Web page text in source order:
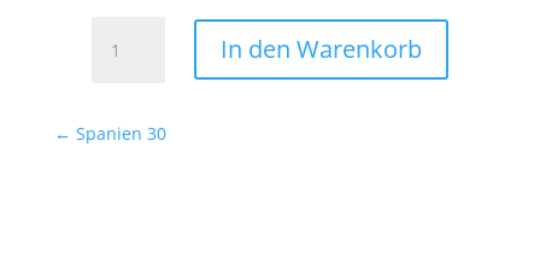
In den Warenkorb
← Spanien 30